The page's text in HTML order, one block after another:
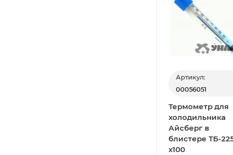
Артикул:
00056051
Термометр для
холодильника
Айсберг в
блистере ТБ-
х100